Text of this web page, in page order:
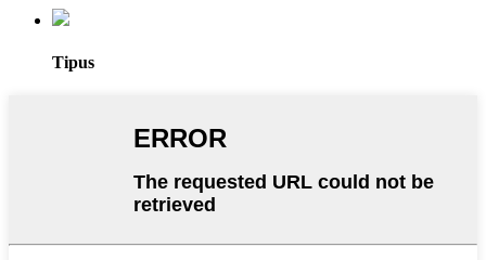
Tipus